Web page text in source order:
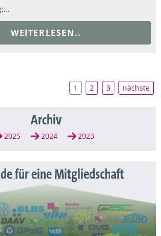
WEITERLESEN..
1 2 3 nächste
Archiv
2025 2024 2023
für eine Mitgliedschaft